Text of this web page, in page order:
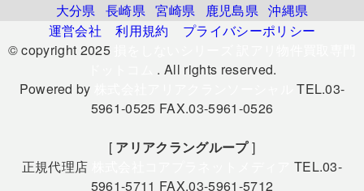
大分県 長崎県 宮崎県 鹿児島県 沖縄県
運営会社
利用規約
プライバシーポリシー
© copyright 2025
. All rights reserved.
Powered by
TEL.03-
5961-0525 FAX.03-5961-0526
[ アリアクラングループ]
正規代理店
TEL.03-
5961-5711 FAX.03-5961-5712